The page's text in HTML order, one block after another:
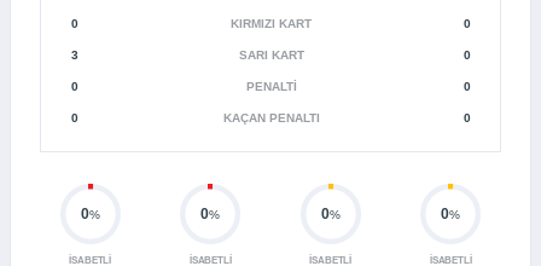
0 KIRMIZI KART 0
3 SARI KART 0
0 PENALTI 0
0 KAÇAN PENALTI 0
0%
İSABETLI
0%
İSABETLI
0%
İSABETLI
0%
İSABETLI